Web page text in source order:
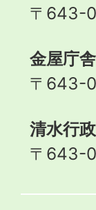
〒643-
金屋庁舎
〒643-
清水行
〒643-